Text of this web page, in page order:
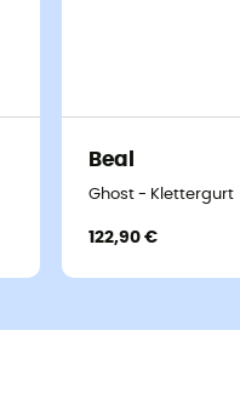
Beal
Ghost - Klettergurt
122,90 €